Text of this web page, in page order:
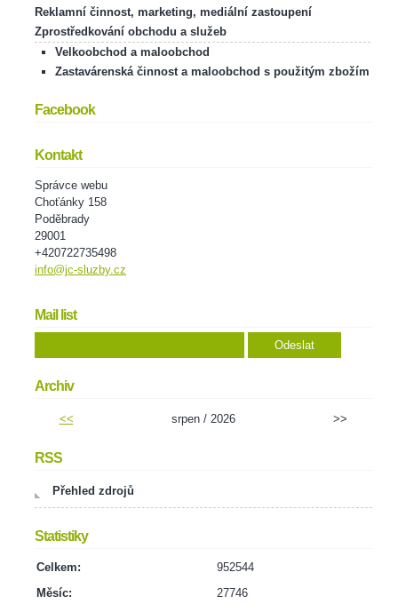
Reklamní činnost, marketing, mediální zastoupení
Zprostředkování obchodu a služeb
Velkoobchod a maloobchod
Zastavárenská činnost a maloobchod s použitým zbožím
Facebook
Kontakt
Správce webu
Choťánky 158
Poděbrady
29001
+420722735498
info@jc-sluzby.cz
Mail list
Archiv
<< srpen / 2026 >>
RSS
Přehled zdrojů
Statistiky
Celkem:
952544
Měsíc:
27746